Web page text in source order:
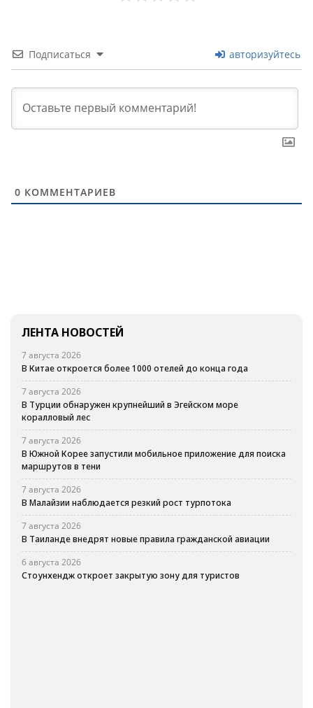
Подписаться авторизуйтесь
0 КОММЕНТАРИЕВ
ЛЕНТА НОВОСТЕЙ
7 августа 2026
В Китае откроется более 1000 отелей до конца года
7 августа 2026
В Турции обнаружен крупнейший в Эгейском море
коралловый лес
7 августа 2026
В Южной Корее запустили мобильное приложение для поиска
маршрутов в тени
7 августа 2026
В Малайзии наблюдается резкий рост турпотока
7 августа 2026
В Таиланде внедрят новые правила гражданской авиации
6 августа 2026
Стоунхендж откроет закрытую зону для туристов